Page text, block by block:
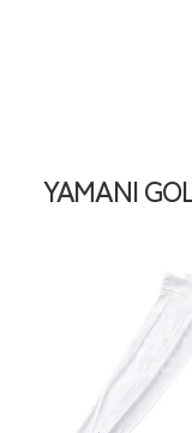
生産国
中国
YAMANI